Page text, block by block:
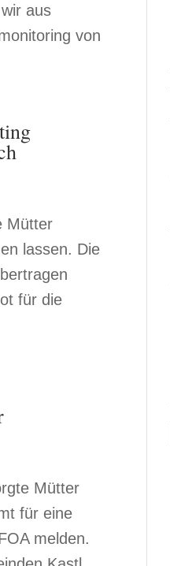
aus
von
Mütter
lassen. Die
für die
Mütter
für eine
melden.